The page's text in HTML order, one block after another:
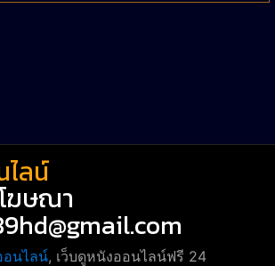
ลน์
ฆษณา
อนไลน์, เว็บดูหนังออนไลน์ฟรี 24